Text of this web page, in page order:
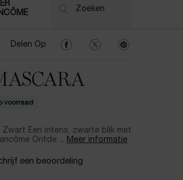
Zoeken
Delen Op Delen Op Facebook
Delen Op Twitter
Delen Op
voorraad
Zwart Een intens, zwarte blik met
Ontde ...
Meer informatie
een beoordeling